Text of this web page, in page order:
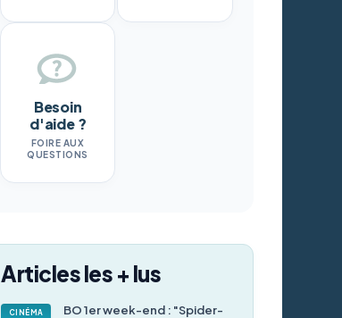
Besoin
d'aide ?
FOIRE AUX
QUESTIONS
Articles les + lus
CINÉMA
BO 1er week-end : "Spider-